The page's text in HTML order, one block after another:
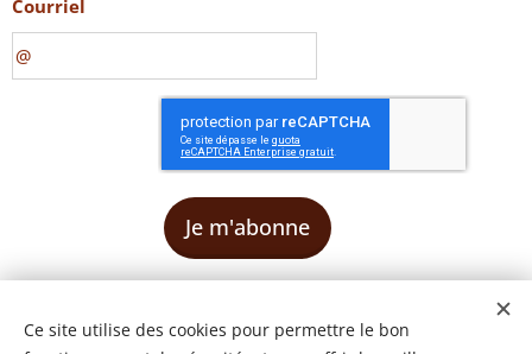
Courriel
Je m'abonne
Ce site utilise des cookies pour permettre le bon